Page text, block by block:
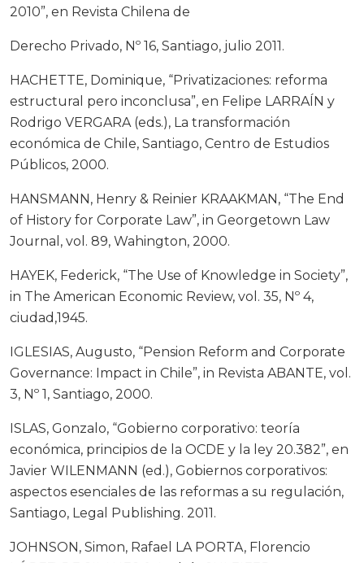
2010”, en Revista Chilena de
Derecho Privado, Nº 16, Santiago, julio 2011.
HACHETTE, Dominique, “Privatizaciones: reforma
estructural pero inconclusa”, en Felipe LARRAÍN y
Rodrigo VERGARA (eds.), La transformación
económica de Chile, Santiago, Centro de Estudios
Públicos, 2000.
HANSMANN, Henry & Reinier KRAAKMAN, “The End
of History for Corporate Law”, in Georgetown Law
Journal, vol. 89, Wahington, 2000.
HAYEK, Federick, “The Use of Knowledge in Society”,
in The American Economic Review, vol. 35, Nº 4,
ciudad,1945.
IGLESIAS, Augusto, “Pension Reform and Corporate
Governance: Impact in Chile”, in Revista ABANTE, vol.
3, Nº 1, Santiago, 2000.
ISLAS, Gonzalo, “Gobierno corporativo: teoría
económica, principios de la OCDE y la ley 20.382”, en
Javier WILENMANN (ed.), Gobiernos corporativos:
aspectos esenciales de las reformas a su regulación,
Santiago, Legal Publishing. 2011.
JOHNSON, Simon, Rafael LA PORTA, Florencio